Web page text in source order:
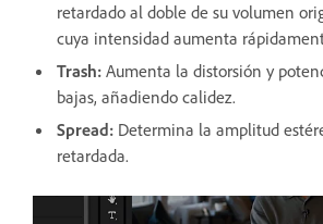
retardado al doble de su volumen
cuya intensidad aumenta
Trash: Aumenta la distorsión y
bajas, añadiendo calidez.
Spread: Determina la amplitud
retardada.